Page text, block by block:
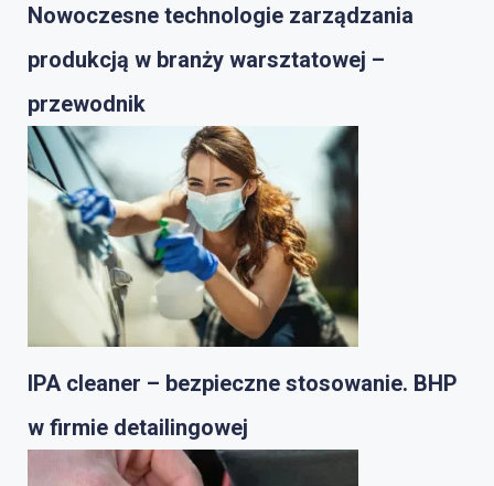
Nowoczesne technologie zarządzania
produkcją w branży warsztatowej –
przewodnik
IPA cleaner – bezpieczne stosowanie. BHP
w firmie detailingowej